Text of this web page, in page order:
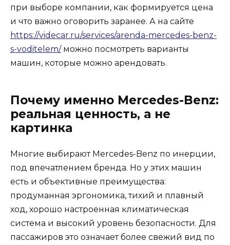
при выборе компании, как формируется цена
и что важно оговорить заранее. А на сайте
https://videcar.ru/services/arenda-mercedes-benz-
s-voditelem/можно посмотреть варианты
машин, которые можно арендовать.
Почему именно Mercedes-Benz:
реальная ценность, а не
картинка
Многие выбирают Mercedes-Benz по инерции,
под впечатлением бренда. Но у этих машин
есть и объективные преимущества:
продуманная эргономика, тихий и плавный
ход, хорошо настроенная климатическая
система и высокий уровень безопасности. Для
пассажиров это означает более свежий вид по